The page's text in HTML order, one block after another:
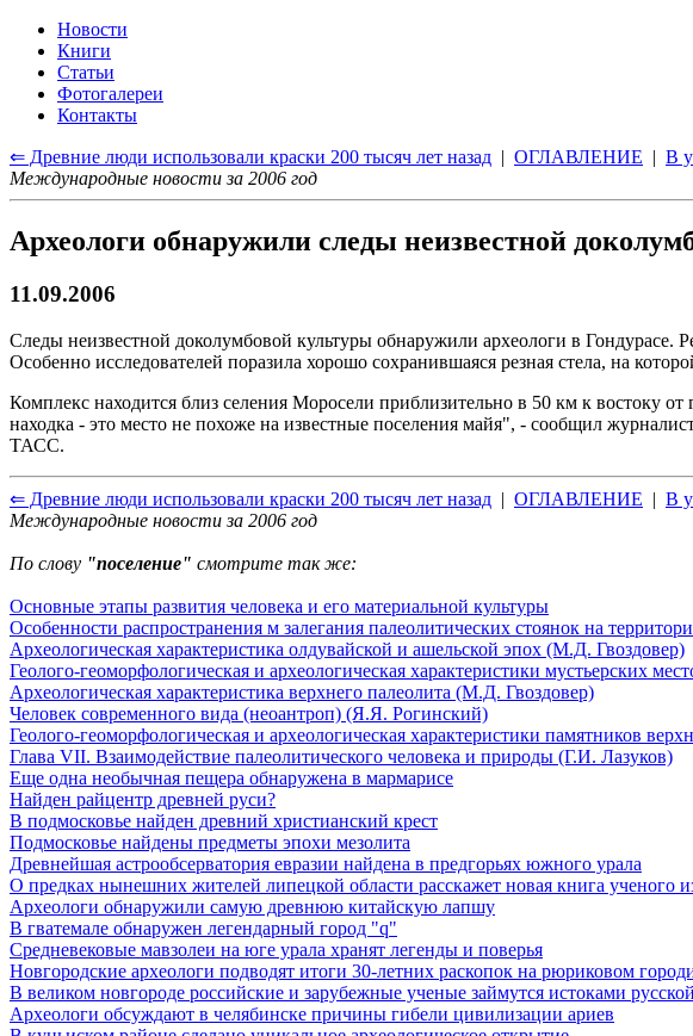
Новости
Книги
Статьи
Фотогалереи
Контакты
⇐ Древние люди использовали краски 200 тысяч лет назад | ОГЛАВЛЕНИЕ | В
Международные новости за 2006 год
Археологи обнаружили следы неизвестной
11.09.2006
Следы неизвестной доколумбовой культуры обнаружили археологи в Гондурасе.
Особенно исследователей поразила хорошо сохранившаяся резная стела, на
Комплекс находится близ селения Моросели приблизительно в 50 км к востоку
находка - это место не похоже на известные поселения майя", - сообщил
ТАСС.
⇐ Древние люди использовали краски 200 тысяч лет назад | ОГЛАВЛЕНИЕ | В
Международные новости за 2006 год
По слову "поселение" смотрите так же:
Основные этапы развития человека и его материальной культуры
Особенности распространения м залегания палеолитических стоянок на
Археологическая характеристика олдувайской и ашельской эпох (М.Д. Гвоздовер)
Геолого-геоморфологическая и археологическая характеристики мустьерских
Археологическая характеристика верхнего палеолита (М.Д. Гвоздовер)
Человек современного вида (неоантроп) (Я.Я. Рогинский)
Геолого-геоморфологическая и археологическая характеристики памятников
Глава VII. Взаимодействие палеолитического человека и природы (Г.И. Лазуков)
Еще одна необычная пещера обнаружена в мармарисе
Найден райцентр древней руси?
В подмосковье найден древний христианский крест
Подмосковье найдены предметы эпохи мезолита
Древнейшая астрообсерватория евразии найдена в предгорьях южного урала
О предках нынешних жителей липецкой области расскажет новая книга ученого
Археологи обнаружили самую древнюю китайскую лапшу
В гватемале обнаружен легендарный город "q"
Средневековые мавзолеи на юге урала хранят легенды и поверья
Новгородские археологи подводят итоги 30-летних раскопок на рюриковом
В великом новгороде российские и зарубежные ученые займутся истоками
Археологи обсуждают в челябинске причины гибели цивилизации ариев